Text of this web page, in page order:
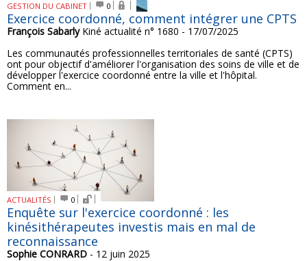
GESTION DU CABINET 0
Exercice coordonné, comment intégrer une CPTS
François SabarlyKiné actualité n° 1680 - 17/07/2025
Les communautés professionnelles territoriales de santé (CPTS)
ont pour objectif d'améliorer l'organisation des soins de ville et de
développer l'exercice coordonné entre la ville et l'hôpital.
Comment en...
ACTUALITÉS 0
Enquête sur l'exercice coordonné : les
kinésithérapeutes investis mais en mal de
reconnaissance
Sophie CONRARD - 12 juin 2025